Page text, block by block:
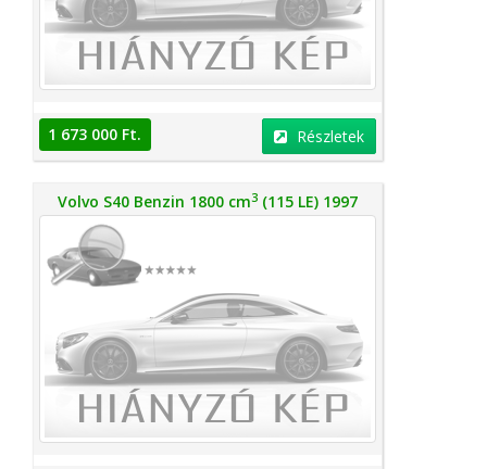
1 673 000 Ft. Részletek
Volvo S40 Benzin 1800 cm3 (115 LE) 1997